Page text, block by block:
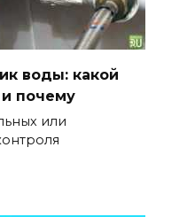
воды: какой
почему
или